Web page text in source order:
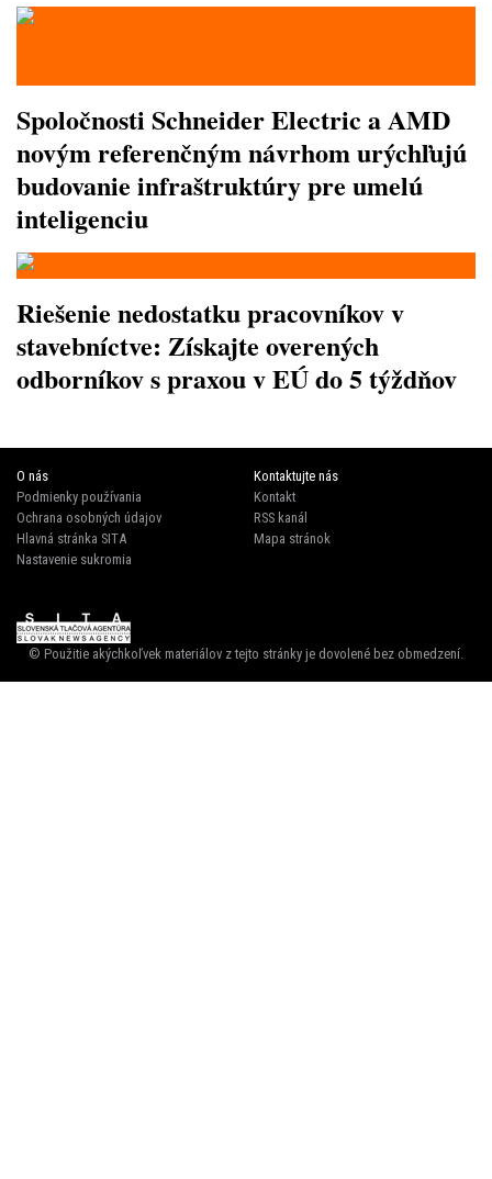
Spoločnosti Schneider Electric a AMD
novým referenčným návrhom urýchľujú
budovanie infraštruktúry pre umelú
inteligenciu
Riešenie nedostatku pracovníkov v
stavebníctve: Získajte overených
odborníkov s praxou v EÚ do 5 týždňov
O nás
Podmienky používania
Ochrana osobných údajov
Hlavná stránka SITA
Nastavenie sukromia
Kontaktujte nás
Kontakt
RSS kanál
Mapa stránok
© Použitie akýchkoľvek materiálov z tejto stránky je dovolené bez obmedzení.